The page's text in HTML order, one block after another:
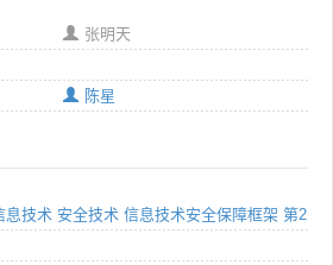
张明天
陈星
技术 安全技术 信息技术安全保障框架 第2